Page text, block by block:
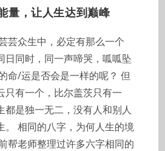
量，让人生达到巅峰
芸众生中，必定有那么一个
日同时，同一声啼哭，呱呱坠
命/运是否会是一样的呢？ 但
只有一个，比尔盖茨只有一
都是独一无二，没有人和别人
。 相同的八字，为何人生的境
帮老师整理过许多六字相同的